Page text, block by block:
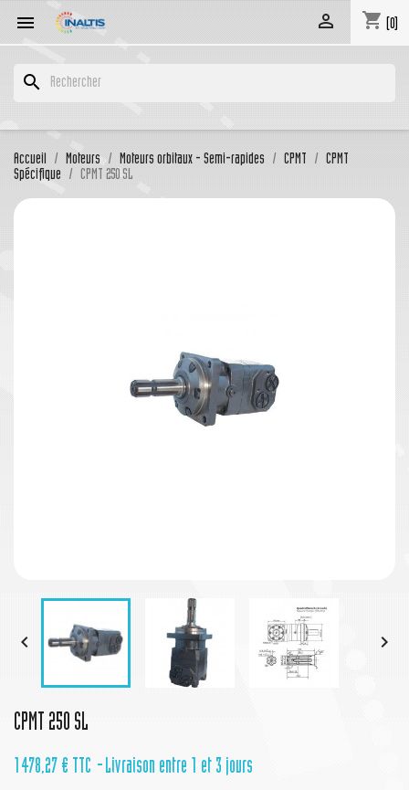
 shopping_cart (0)

search
Accueil Moteurs Moteurs orbitaux - Semi-rapides CPMT
CPMT
Spécifique
CPMT 250 SL
 
CPMT 250 SL
1 478,27 € TTC Livraison entre 1 et 3 jours